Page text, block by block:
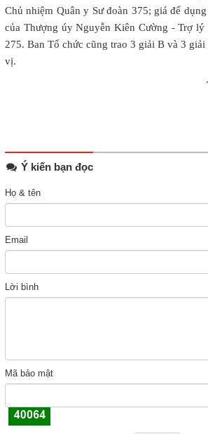
Chủ nhiệm Quân y Sư đoàn 375; giá để
của Thượng úy Nguyễn Kiên Cường - Trợ lý
275. Ban Tổ chức cũng trao 3 giải B và 3 giải
vị.
Ý kiến bạn đọc
Họ & tên
Email
Lời bình
Mã bảo mật